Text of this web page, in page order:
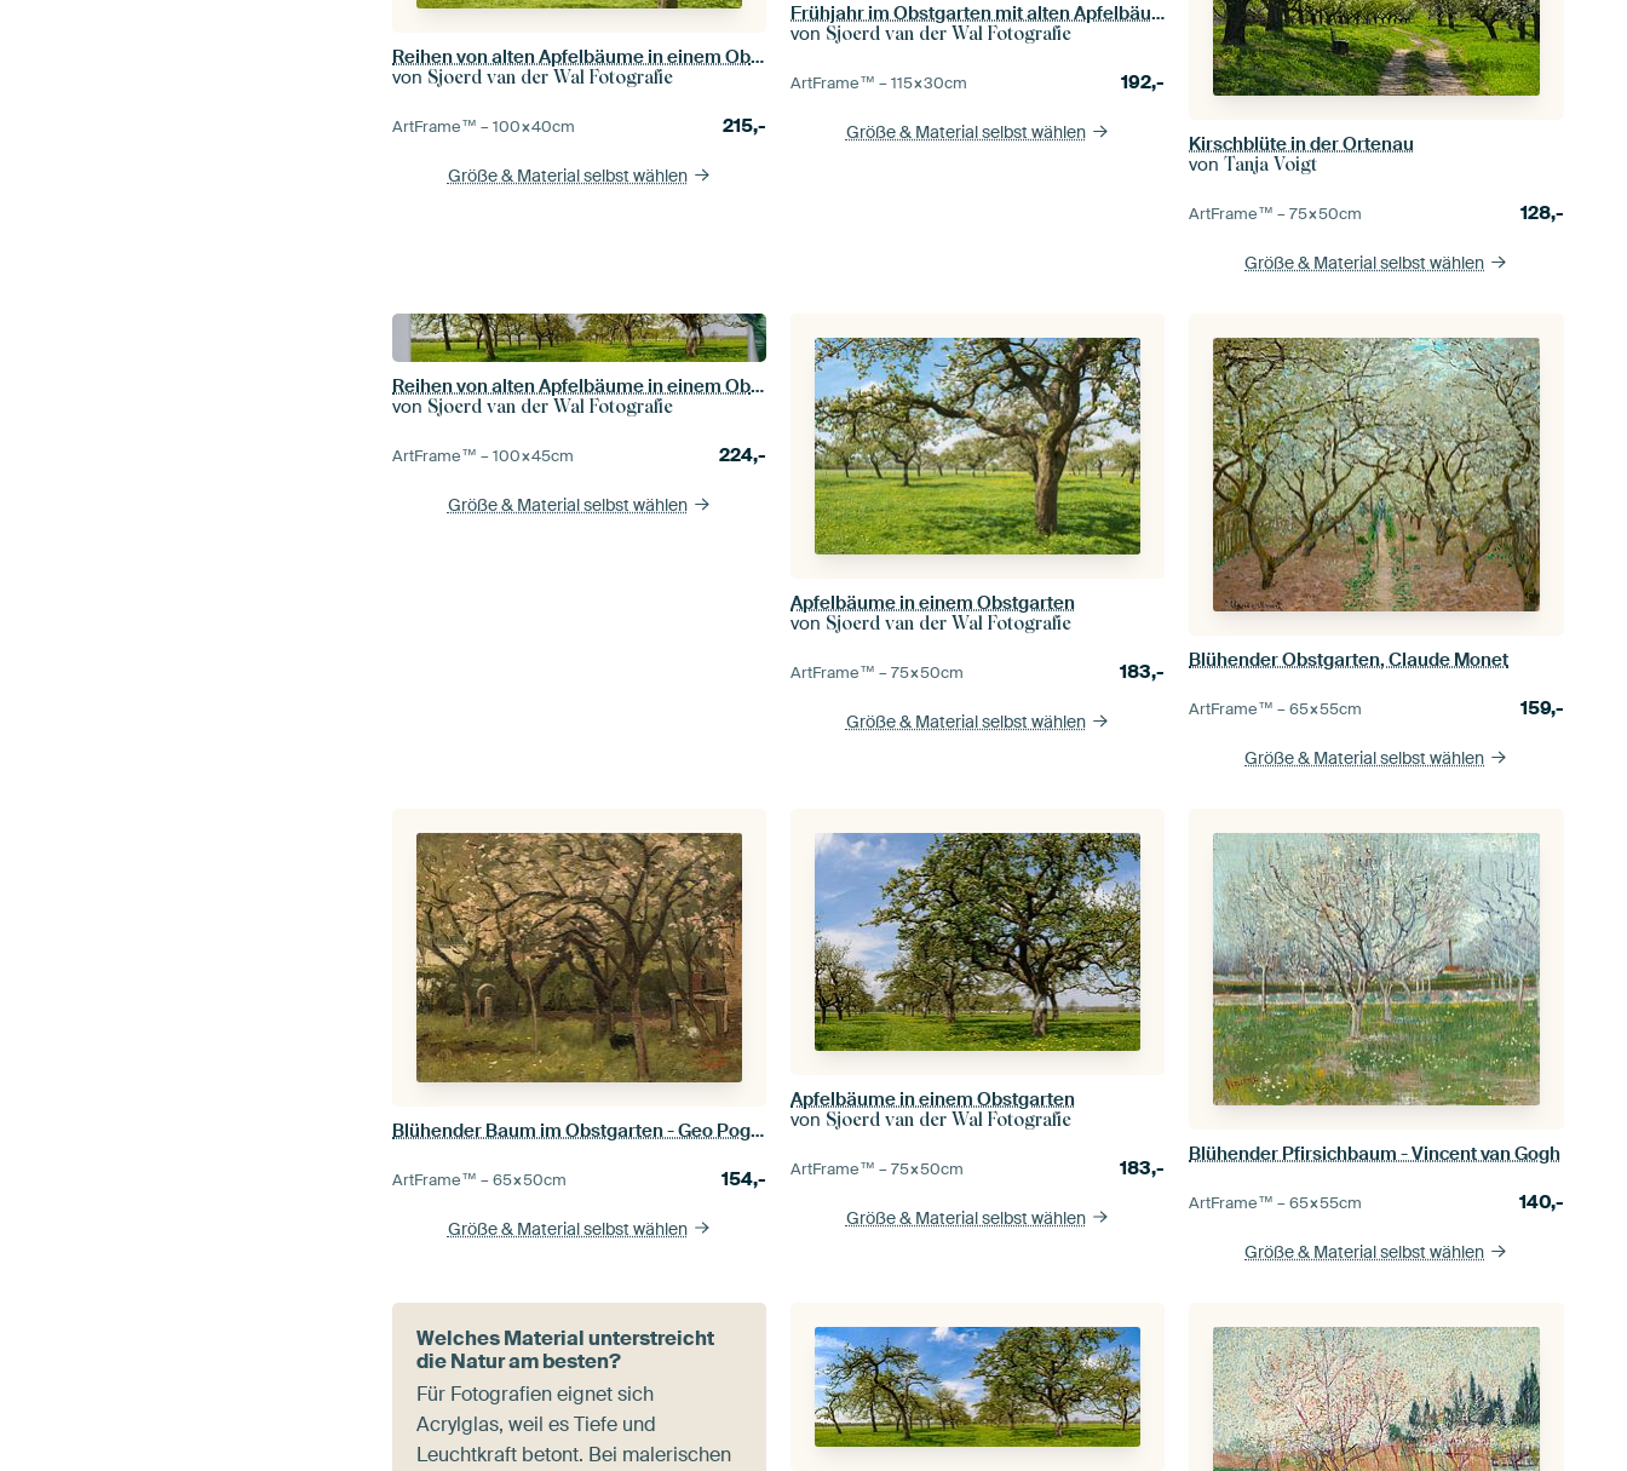
Reihen von alten Apfelbäume in einem Obstgarten
von Sjoerd van der Wal Fotografie
ArtFrame™ –100×40cm 215,-
Größe & Material selbst wählen
Frühjahr im Obstgarten mit alten Apfelbäumen
von Sjoerd van der Wal Fotografie
ArtFrame™ –115×30cm 192,-
Größe & Material selbst wählen
Kirschblüte in der Ortenau
vonTanja Voigt
ArtFrame™ –75×50cm 128,-
Größe & Material selbst wählen
Reihen von alten Apfelbäume in einem Obstgarten
von Sjoerd van der Wal Fotografie
ArtFrame™ –100×45cm 224,-
Größe & Material selbst wählen
Apfelbäume in einem Obstgarten
von Sjoerd van der Wal Fotografie
ArtFrame™ –75×50cm 183,-
Größe & Material selbst wählen
Blühender Obstgarten, Claude Monet
ArtFrame™ –65×55cm 159,-
Größe & Material selbst wählen
Blühender Baum im Obstgarten - Geo Poggenbeek
ArtFrame™ –65×50cm 154,-
Größe & Material selbst wählen
Apfelbäume in einem Obstgarten
von Sjoerd van der Wal Fotografie
ArtFrame™ –75×50cm 183,-
Größe & Material selbst wählen
Blühender Pfirsichbaum - Vincent van Gogh
ArtFrame™ –65×55cm 140,-
Größe & Material selbst wählen
Welches Material unterstreicht
die Natur am besten?
Für Fotografien eignet sich
Acrylglas, weil es Tiefe und
Leuchtkraft betont. Bei malerischen